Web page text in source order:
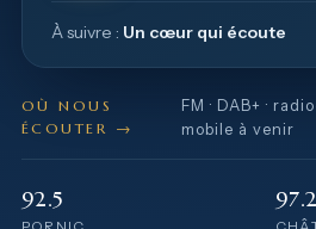
À suivre : Un cœur qui écoute
OÙ NOUS
ÉCOUTER →
FM · DAB+ ·
mobile à venir
92.5 97.2